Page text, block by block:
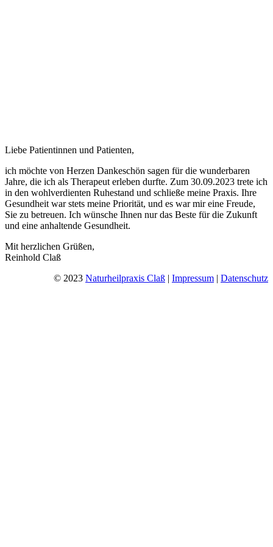
Liebe Patientinnen und Patienten,
ich möchte von Herzen Dankeschön sagen für die wunderbaren
Jahre, die ich als Therapeut erleben durfte. Zum 30.09.2023 trete ich
in den wohlverdienten Ruhestand und schließe meine Praxis. Ihre
Gesundheit war stets meine Priorität, und es war mir eine Freude,
Sie zu betreuen. Ich wünsche Ihnen nur das Beste für die Zukunft
und eine anhaltende Gesundheit.
Mit herzlichen Grüßen,
Reinhold Claß
© 2023 Naturheilpraxis Claß | Impressum | Datenschutz